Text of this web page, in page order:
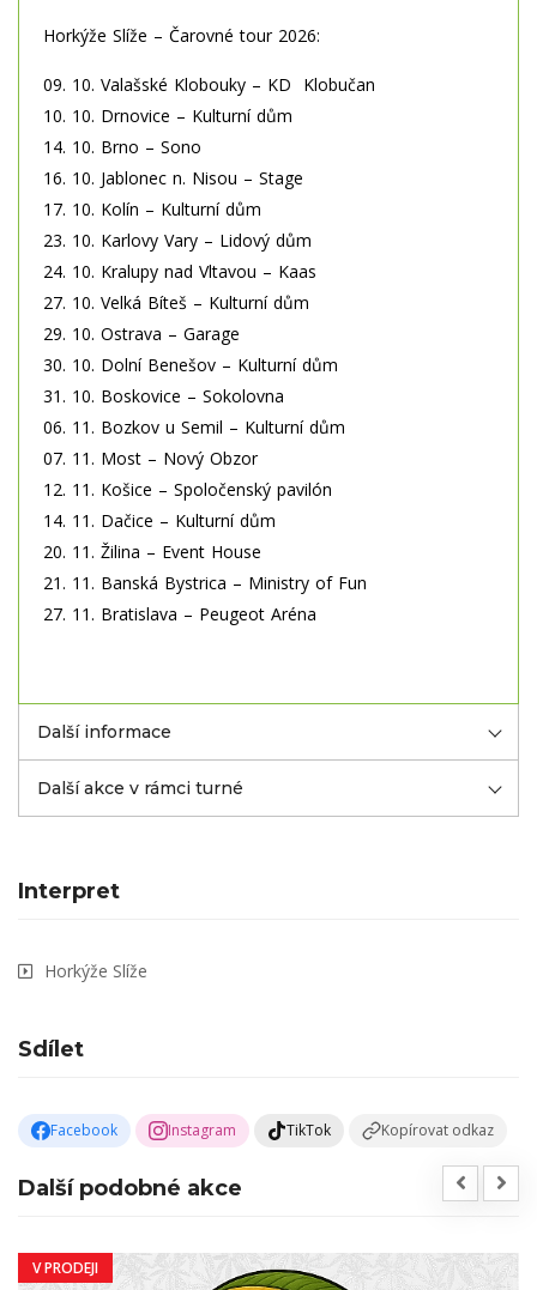
Horkýže Slíže – Čarovné tour 2026:
09. 10. Valašské Klobouky – KD Klobučan
10. 10. Drnovice – Kulturní dům
14. 10. Brno – Sono
16. 10. Jablonec n. Nisou – Stage
17. 10. Kolín – Kulturní dům
23. 10. Karlovy Vary – Lidový dům
24. 10. Kralupy nad Vltavou – Kaas
27. 10. Velká Bíteš – Kulturní dům
29. 10. Ostrava – Garage
30. 10. Dolní Benešov – Kulturní dům
31. 10. Boskovice – Sokolovna
06. 11. Bozkov u Semil – Kulturní dům
07. 11. Most – Nový Obzor
12. 11. Košice – Spoločenský pavilón
14. 11. Dačice – Kulturní dům
20. 11. Žilina – Event House
21. 11. Banská Bystrica – Ministry of Fun
27. 11. Bratislava – Peugeot Aréna
Další informace
Další akce v rámci turné
Interpret
Horkýže Slíže
Sdílet
Facebook Instagram TikTok Kopírovat odkaz
Další podobné akce
V PRODEJI